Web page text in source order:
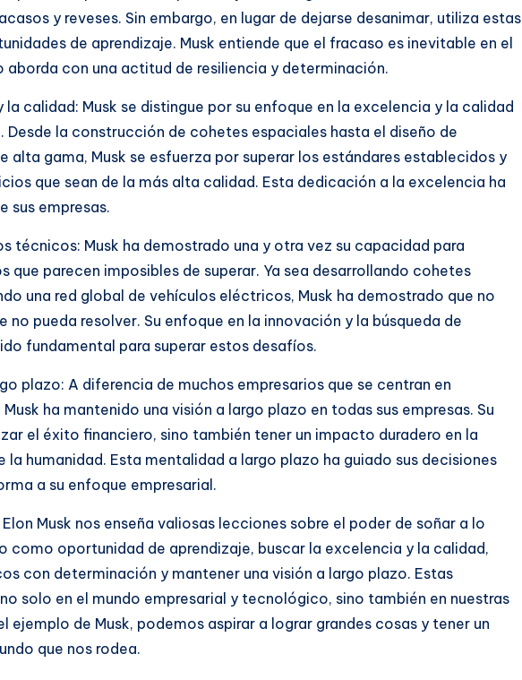
y reveses. Sin embargo, en lugar de dejarse desanimar, utiliza estas
de aprendizaje. Musk entiende que el fracaso es inevitable en el
aborda con una actitud de resiliencia y determinación.
calidad: Musk se distingue por su enfoque en la excelencia y la calidad
Desde la construcción de cohetes espaciales hasta el diseño de
alta gama, Musk se esfuerza por superar los estándares establecidos y
que sean de la más alta calidad. Esta dedicación a la excelencia ha
sus empresas.
técnicos: Musk ha demostrado una y otra vez su capacidad para
que parecen imposibles de superar. Ya sea desarrollando cohetes
una red global de vehículos eléctricos, Musk ha demostrado que no
no pueda resolver. Su enfoque en la innovación y la búsqueda de
fundamental para superar estos desafíos.
plazo: A diferencia de muchos empresarios que se centran en
ha mantenido una visión a largo plazo en todas sus empresas. Su
el éxito financiero, sino también tener un impacto duradero en la
la humanidad. Esta mentalidad a largo plazo ha guiado sus decisiones
a su enfoque empresarial.
Musk nos enseña valiosas lecciones sobre el poder de soñar a lo
como oportunidad de aprendizaje, buscar la excelencia y la calidad,
con determinación y mantener una visión a largo plazo. Estas
solo en el mundo empresarial y tecnológico, sino también en nuestras
ejemplo de Musk, podemos aspirar a lograr grandes cosas y tener un
que nos rodea.